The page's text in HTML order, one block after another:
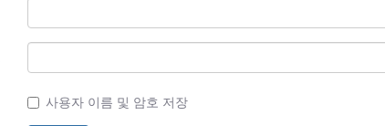
사용자 이름 및 암호 저장